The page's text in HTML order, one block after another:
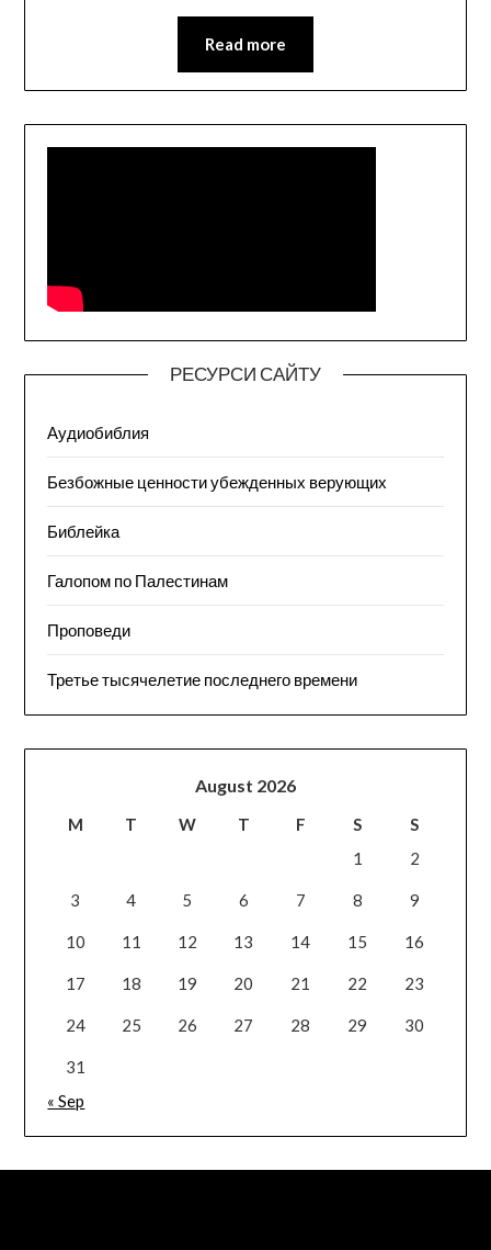
Read more
РЕСУРСИ САЙТУ
Аудиобиблия
Безбожные ценности убежденных верующих
Библейка
Галопом по Палестинам
Проповеди
Третье тысячелетие последнего времени
August 2026
M T W T F S
S
1
2
3 4 5 6 7 8 9
10 11 12 13 14 15 16
17 18 19 20 21 22 23
24 25 26 27 28 29 30
31
« Sep